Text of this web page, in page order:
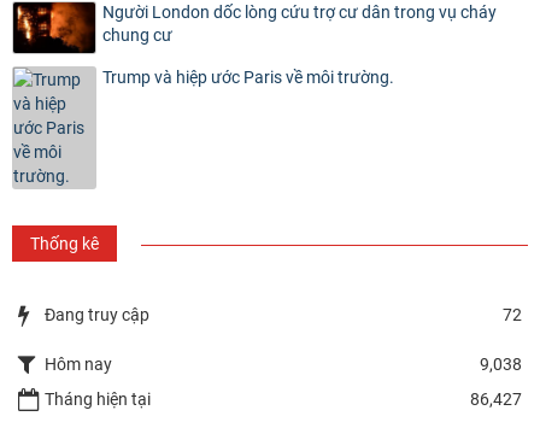
Người London dốc lòng cứu trợ cư dân trong vụ cháy
chung cư
Trump và hiệp ước Paris về môi trường.
Thống kê
Đang truy cập 72
Hôm nay
9,038
Tháng hiện tại
86,427